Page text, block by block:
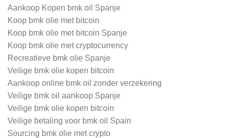
Aankoop Kopen bmk oil Spanje
Koop bmk olie met bitcoin
Koop bmk olie met bitcoin Spanje
Koop bmk olie met cryptocurrency
Recreatieve bmk olie Spanje
Veilige bmk olie kopen bitcoin
Aankoop online bmk oil zonder verzekering
Veilige bmk oil aankoop Spanje
Veilige bmk olie kopen bitcoin
Veilige betaling voor bmk oil Spain
Sourcing bmk olie met crypto